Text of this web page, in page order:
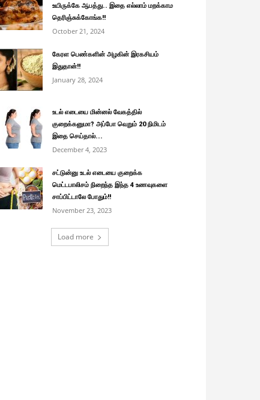
உயிருக்கே ஆபத்து.. இதை எல்லாம் மறக்காம
தெரிஞ்சுக்கோங்க!!
October 21, 2024
கேரள பெண்களின் அழகின் இரகசியம்
இதுதான்!!
January 28, 2024
உடல் எடையை மின்னல் வேகத்தில்
குறைக்கனுமா? அப்போ வெறும் 20 நிமிடம்
இதை செய்தால்...
December 4, 2023
சட்டுன்னு உடல் எடையை குறைக்க
மெட்டபாலிசம் நிறைந்த இந்த 4 உணவுகளை
சாப்பிட்டாலே போதும்!!
November 23, 2023
Load more